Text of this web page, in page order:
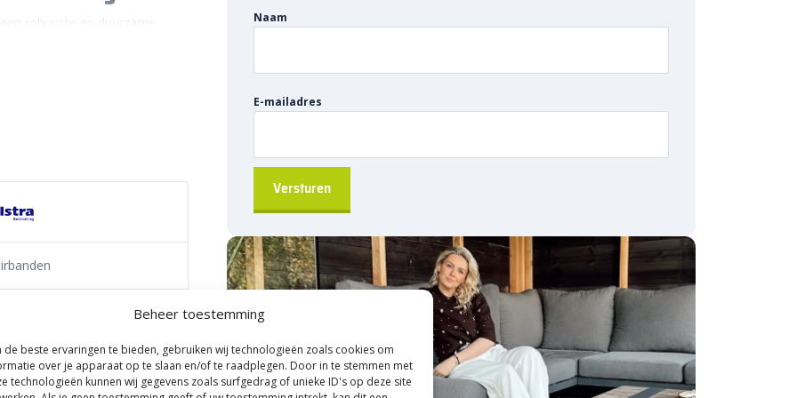
Beheer toestemming
de beste ervaringen te bieden, gebruiken wij technologieën zoals cookies om
over je apparaat op te slaan en/of te raadplegen. Door in te stemmen met
technologieën kunnen wij gegevens zoals surfgedrag of unieke ID's op deze site
een robuuste en duurzame
tussen de rijbaan en het
bestratingsvlakken. Het is
en maakt deel
B.V.
voor het creëren van
afscheiding voorkomt dat
Naam
E-mailadres